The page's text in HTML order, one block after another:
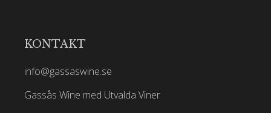
KONTAKT
info@gassaswine.se
Gassås Wine med Utvalda Viner